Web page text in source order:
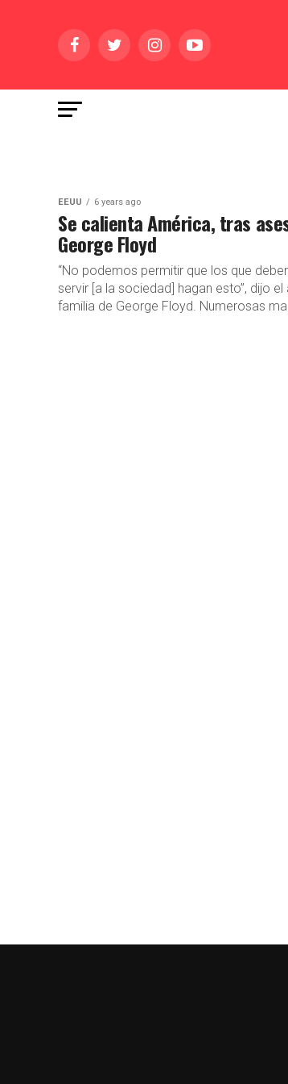
EEUU 6 years ago
Se calienta América, tras
George Floyd
“No podemos permitir que los que
servir [a la sociedad] hagan esto”, dijo
familia de George Floyd. Numerosas